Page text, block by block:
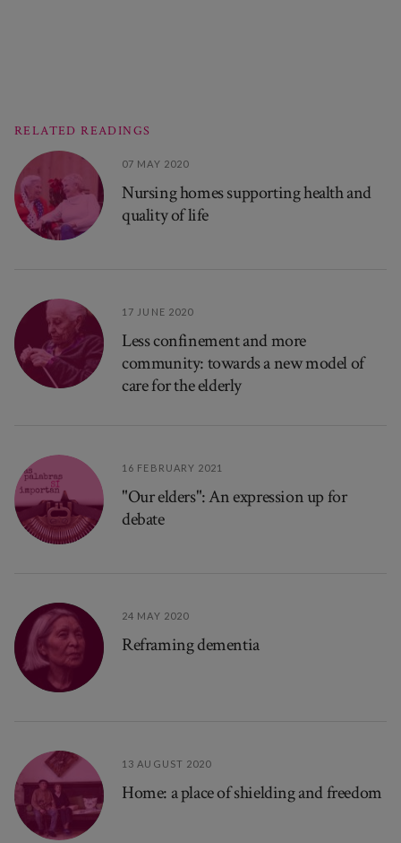
RELATED READINGS
07 MAY 2020
Nursing homes supporting health and
quality of life
17 JUNE 2020
Less confinement and more
community: towards a new model of
care for the elderly
16 FEBRUARY 2021
"Our elders": An expression up for
debate
24 MAY 2020
Reframing dementia
13 AUGUST 2020
Home: a place of shielding and freedom